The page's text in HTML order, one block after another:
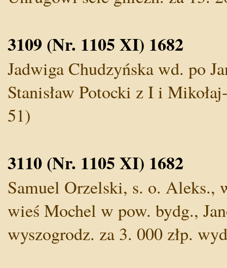
3109 (Nr. 1105 XI) 1682
Jadwiga Chudzyńska wd. po
Stanisław Potocki z I i
51)
3110 (Nr. 1105 XI) 1682
Samuel Orzelski, s. o.
wieś Mochel w pow. bydg.,
wyszogrodz. za 3. 000 złp.